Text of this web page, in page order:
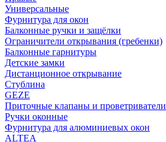
Универсальные
Фурнитура для окон
Балконные ручки и защёлки
Ограничители открывания (гребенки)
Балконные гарнитуры
Детские замки
Дистанционное открывание
Стублина
GEZE
Приточные клапаны и проветриватели
Ручки оконные
Фурнитура для алюминиевых окон
ALTEA